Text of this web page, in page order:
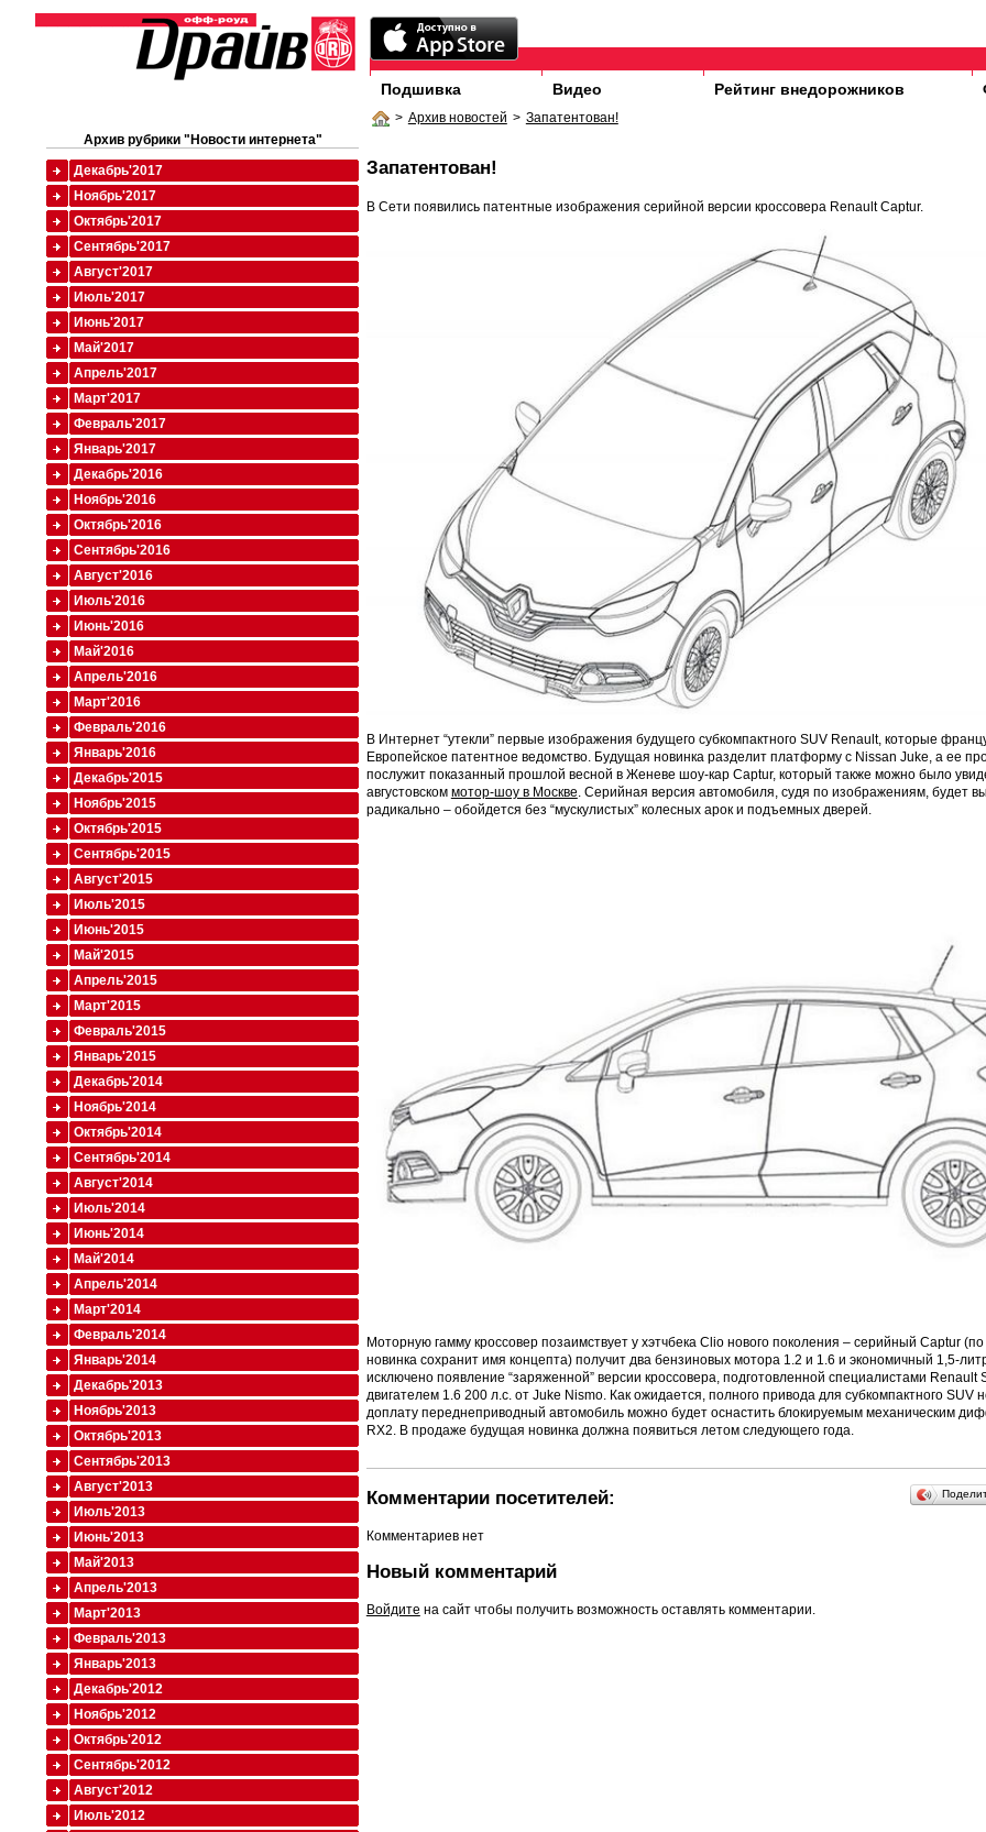
Подшивка Видео Рейтинг внедорожников
> Архив новостей > Запатентован!
Запатентован!
В Сети появились патентные изображения серийной версии кроссовера Renault Captur.
В Интернет “утекли” первые изображения будущего субкомпактного SUV Renault, которые
Европейское патентное ведомство. Будущая новинка разделит платформу с Nissan Juke, а ее
послужит показанный прошлой весной в Женеве шоу-кар Captur, который также можно было
августовском мотор-шоу в Москве . Серийная версия автомобиля, судя по изображениям, будет
радикально – обойдется без “мускулистых” колесных арок и подъемных дверей.
Моторную гамму кроссовер позаимствует у хэтчбека Clio нового поколения – серийный Captur
новинка сохранит имя концепта) получит два бензиновых мотора 1.2 и 1.6 и экономичный 1,5-
исключено появление “заряженной” версии кроссовера, подготовленной специалистами Renault
двигателем 1.6 200 л.с. от Juke Nismo. Как ожидается, полного привода для субкомпактного SUV
доплату переднеприводный автомобиль можно будет оснастить блокируемым механическим
RX2. В продаже будущая новинка должна появиться летом следующего года.
Комментарии посетителей:
Комментариев нет
Новый комментарий
Войдите на сайт чтобы получить возможность оставлять комментарии.
Архив рубрики "Новости интернета"
Декабрь'2017
Ноябрь'2017
Октябрь'2017
Сентябрь'2017
Август'2017
Июль'2017
Июнь'2017
Май'2017
Апрель'2017
Март'2017
Февраль'2017
Январь'2017
Декабрь'2016
Ноябрь'2016
Октябрь'2016
Сентябрь'2016
Август'2016
Июль'2016
Июнь'2016
Май'2016
Апрель'2016
Март'2016
Февраль'2016
Январь'2016
Декабрь'2015
Ноябрь'2015
Октябрь'2015
Сентябрь'2015
Август'2015
Июль'2015
Июнь'2015
Май'2015
Апрель'2015
Март'2015
Февраль'2015
Январь'2015
Декабрь'2014
Ноябрь'2014
Октябрь'2014
Сентябрь'2014
Август'2014
Июль'2014
Июнь'2014
Май'2014
Апрель'2014
Март'2014
Февраль'2014
Январь'2014
Декабрь'2013
Ноябрь'2013
Октябрь'2013
Сентябрь'2013
Август'2013
Июль'2013
Июнь'2013
Май'2013
Апрель'2013
Март'2013
Февраль'2013
Январь'2013
Декабрь'2012
Ноябрь'2012
Октябрь'2012
Сентябрь'2012
Август'2012
Июль'2012